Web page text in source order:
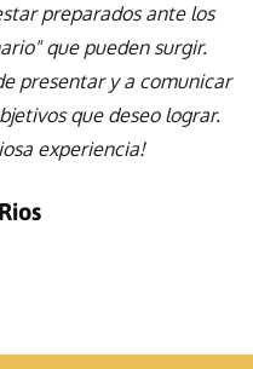
preparados ante los
que pueden surgir.
presentar y a comunicar
que deseo lograr.
experiencia!